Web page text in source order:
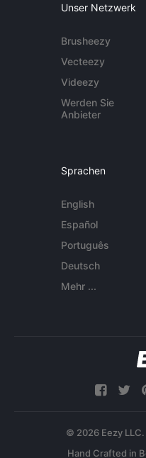
Unser Netzwerk
Brusheezy
Vecteezy
Videezy
Werden Sie
Anbieter
Sprachen
English
Español
Português
Deutsch
Mehr ...
© 2026 Eezy